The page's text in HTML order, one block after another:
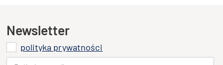
Wymiary: 10x17cm
Dodaj opinię o produkcie
Newsletter
polityka prywatności